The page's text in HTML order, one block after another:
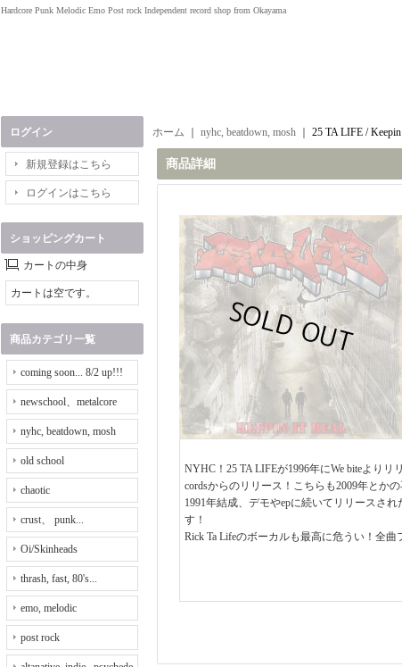
Hardcore Punk Melodic Emo Post rock Independent record shop from Okayama
ログイン
新規登録はこちら
ログインはこちら
ショッピングカート
カートの中身
カートは空です。
商品カテゴリ一覧
coming soon... 8/2 up!!!
newschool、metalcore
nyhc, beatdown, mosh
old school
chaotic
crust、 punk...
Oi/Skinheads
thrash, fast, 80's...
emo, melodic
post rock
ホーム nyhc, beatdown, mosh 25 TA LIFE /
商品詳細
NYHC！25 TA LIFEが1996年にWe biteより
cordsからのリリース！こちらも2009年とか
1991年結成、デモやepに続いてリリースさ
す！
Rick Ta Lifeのボーカルも最高に危うい！全曲